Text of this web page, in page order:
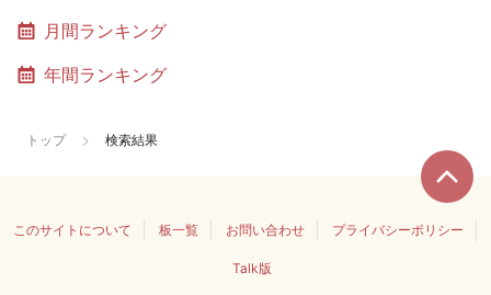
月間ランキング
年間ランキング
トップ 検索結果
このサイトについて 板一覧 お問い合わせ プライバシーポリシー
Talk版